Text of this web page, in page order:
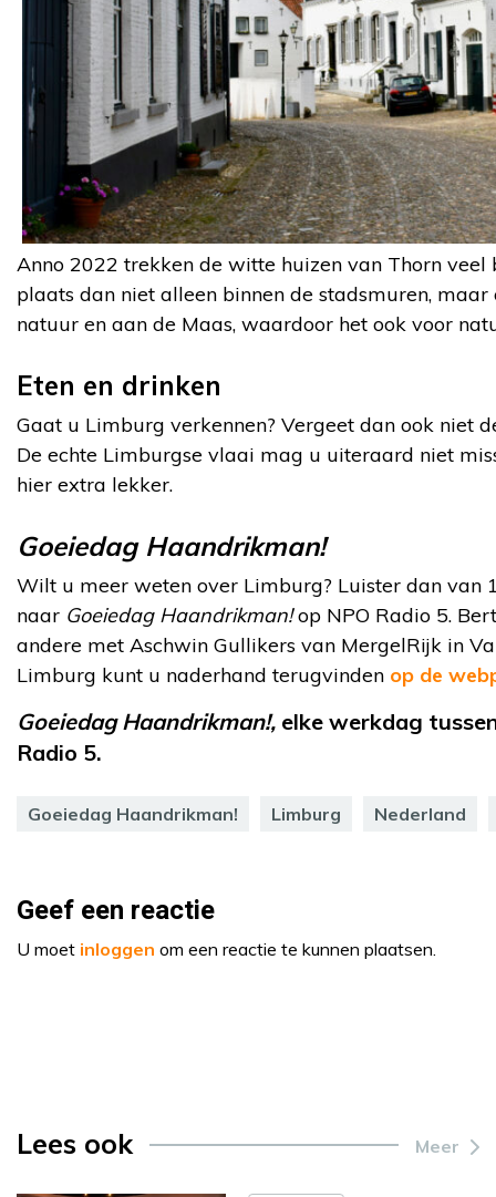
Anno 2022 trekken de witte huizen van Thorn veel
plaats dan niet alleen binnen de stadsmuren,
natuur en aan de Maas, waardoor het ook voor
Eten en drinken
Gaat u Limburg verkennen? Vergeet dan ook niet
De echte Limburgse vlaai mag u uiteraard niet
hier extra lekker.
Goeiedag Haandrikman!
Wilt u meer weten over Limburg? Luister dan van
naar Goeiedag Haandrikman!op NPO Radio 5.
andere met Aschwin Gullikers van MergelRijk in
Limburg kunt u naderhand terugvinden op de
Goeiedag Haandrikman!, elke werkdag
Radio 5.
Goeiedag Haandrikman! Limburg Nederland
Geef een reactie
U moet inloggen om een reactie te kunnen plaatsen.
Lees ook Meer